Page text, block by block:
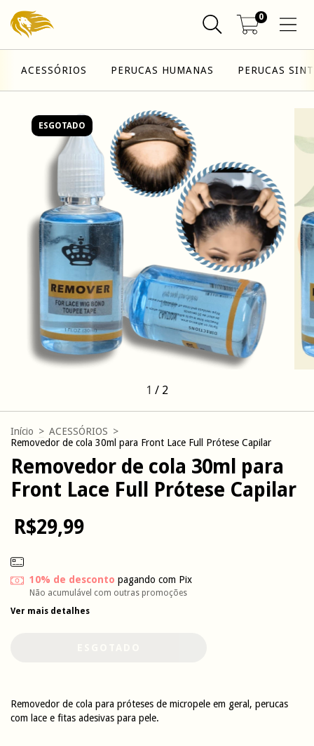
0
ACESSÓRIOS PERUCAS HUMANAS PERUCAS
ESGOTADO
1 / 2
Início > ACESSÓRIOS >
Removedor de cola 30ml para Front Lace Full Prótese Capilar
Removedor de cola 30ml para
Front Lace Full Prótese Capilar
R$29,99
10% de desconto pagando com Pix
Não acumulável com outras promoções
Ver mais detalhes
Removedor de cola para próteses de micropele em geral, perucas
com lace e fitas adesivas para pele.